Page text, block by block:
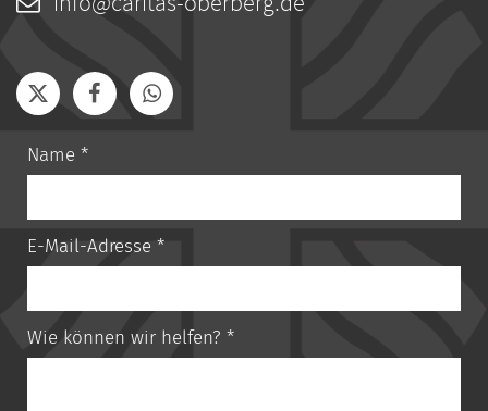
Name *
E-Mail-Adresse *
Wie können wir helfen? *